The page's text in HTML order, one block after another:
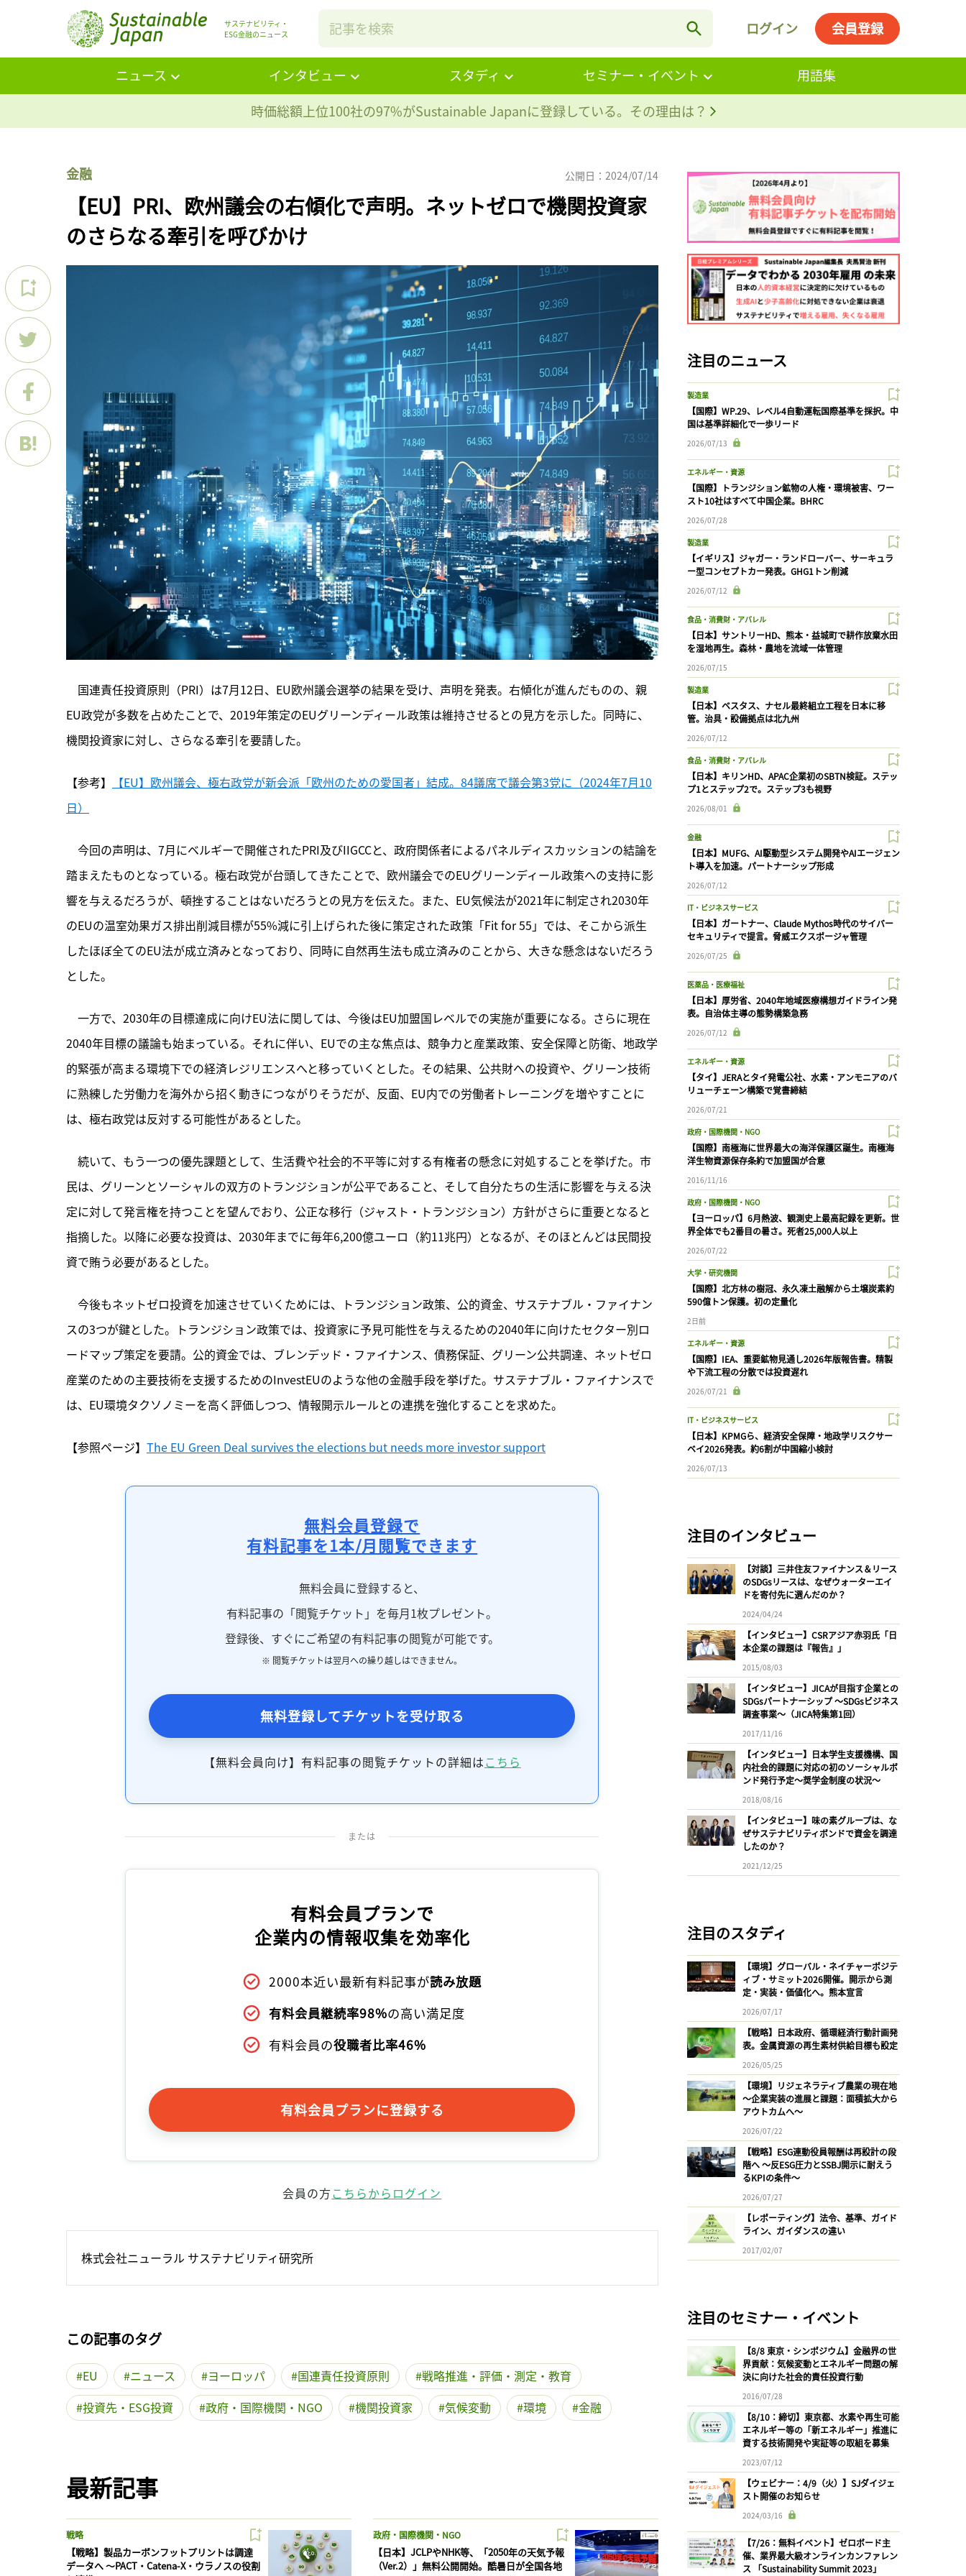
サステナビリティ・
ESG金融のニュース
ログイン 会員登録
ニュース インタビュー スタディ セミナー・イベント
用語集
時価総額上位100社の97%がSustainable Japanに登録している。その理由は？
金融 公開日：2024/07/14
【EU】PRI、欧州議会の右傾化で声明。ネットゼロで機関投資家
のさらなる牽引を呼びかけ
国連責任投資原則（PRI）は7月12日、EU欧州議会選挙の結果を受け、声明を発表。右傾化が進んだものの、親
EU政党が多数を占めたことで、2019年策定のEUグリーンディール政策は維持させるとの見方を示した。同時に、
機関投資家に対し、さらなる牽引を要請した。
【参考】
【EU】欧州議会、極右政党が新会派「欧州のための愛国者」結成。84議席で議会第3党に（2024年7月10
日）
今回の声明は、 7月にベルギーで開催されたPRI及びIIGCCと、政府関係者によるパネルディスカッションの結論を
踏まえたものとなっている。極右政党が台頭してきたことで、欧州議会でのEUグリーンディール政策への支持に影
響を与えるだろうが、頓挫することはないだろうとの見方を伝えた。また、EU気候法が2021年に制定され2030年
のEUの温室効果ガス排出削減目標が55%減に引上げられた後に策定された政策「Fit for 55」では、そこから派生
したほぼ全てのEU法が成立済みとなっており、同時に自然再生法も成立済みのことから、大きな懸念はないだろう
とした。
一方で、2030年の目標達成に向けEU法に関しては、今後はEU加盟国レベルでの実施が重要になる。さらに現在
2040年目標の議論も始まっている。それに伴い、EUでの主な焦点は、競争力と産業政策、安全保障と防衛、地政学
的緊張が高まる環境下での経済レジリエンスへと移っていくとした。その結果、公共財への投資や、グリーン技術
に熟練した労働力を海外から招く動きにつながりそうだが、反面、EU内での労働者トレーニングを増やすことに
は、極右政党は反対する可能性があるとした。
続いて、もう一つの優先課題として、生活費や社会的不平等に対する有権者の懸念に対処することを挙げた。市
民は、グリーンとソーシャルの双方のトランジションが公平であること、そして自分たちの生活に影響を与える決
定に対して発言権を持つことを望んでおり、公正な移行（ジャスト・トランジション）方針がさらに重要となると
指摘した。以降に必要な投資は、2030年までに毎年6,200億ユーロ（約11兆円）となるが、そのほとんどは民間投
資で賄う必要があるとした。
今後もネットゼロ投資を加速させていくためには、トランジション政策、公的資金、サステナブル・ファイナン
スの3つが鍵とした。トランジション政策では、投資家に予見可能性を与えるための2040年に向けたセクター別ロ
ードマップ策定を要請。公的資金では、ブレンデッド・ファイナンス、債務保証、グリーン公共調達、ネットゼロ
産業のための主要技術を支援するためのInvestEUのような他の金融手段を挙げた。サステナブル・ファイナンスで
は、EU環境タクソノミーを高く評価しつつ、情報開示ルールとの連携を強化することを求めた。
【参照ページ】 The EU Green Deal survives the elections but needs more investor support
無料会員登録で
有料記事を1本/月閲覧できます
無料会員に登録すると、
有料記事の「閲覧チケット」を毎月1枚プレゼント。
登録後、すぐにご希望の有料記事の閲覧が可能です。
※ 閲覧チケットは翌月への繰り越しはできません。
無料登録してチケットを受け取る
【無料会員向け】有料記事の閲覧チケットの詳細はこちら
または
有料会員プランで
企業内の情報収集を効率化
2000本近い最新有料記事が読み放題
有料会員継続率98%の高い満足度
有料会員の役職者比率46%
有料会員プランに登録する
会員の方こちらからログイン
株式会社ニューラル サステナビリティ研究所
この記事のタグ
EU ニュース ヨーロッパ 国連責任投資原則
戦略推進・評価・測定・教育
投資先・ESG投資
政府・国際機関・NGO 機関投資家 気候変動 環境 金融
最新記事
戦略
【戦略】製品カーボンフットプリントは調達
データへ 〜PACT・Catena-X・ウラノスの役割
政府・国際機関・NGO
【日本】JCLPやNHK等、「2050年の天気予報
（Ver.2）」無料公開開始。酷暑日が全国各地
注目のニュース
製造業
【国際】WP.29、レベル4自動運転国際基準を採択。中
国は基準詳細化で一歩リード
2026/07/13
エネルギー・資源
【国際】トランジション鉱物の人権・環境被害、ワー
スト10社はすべて中国企業。BHRC
2026/07/28
製造業
【イギリス】ジャガー・ランドローバー、サーキュラ
ー型コンセプトカー発表。GHG1トン削減
2026/07/12
食品・消費財・アパレル
【日本】サントリーHD、熊本・益城町で耕作放棄水田
を湿地再生。森林・農地を流域一体管理
2026/07/15
製造業
【日本】ベスタス、ナセル最終組立工程を日本に移
管。治具・設備拠点は北九州
2026/07/12
食品・消費財・アパレル
【日本】キリンHD、APAC企業初のSBTN検証。ステッ
プ1とステップ2で。ステップ3も視野
2026/08/01
金融
【日本】MUFG、AI駆動型システム開発やAIエージェン
ト導入を加速。パートナーシップ形成
2026/07/12
IT・ビジネスサービス
【日本】ガートナー、Claude Mythos時代のサイバー
セキュリティで提言。脅威エクスポージャ管理
2026/07/25
医薬品・医療福祉
【日本】厚労省、2040年地域医療構想ガイドライン発
表。自治体主導の態勢構築急務
2026/07/12
エネルギー・資源
【タイ】JERAとタイ発電公社、水素・アンモニアのバ
リューチェーン構築で覚書締結
2026/07/21
政府・国際機関・NGO
【国際】南極海に世界最大の海洋保護区誕生。南極海
洋生物資源保存条約で加盟国が合意
2016/11/16
政府・国際機関・NGO
【ヨーロッパ】6月熱波、観測史上最高記録を更新。世
界全体でも2番目の暑さ。死者25,000人以上
2026/07/22
大学・研究機関
【国際】北方林の樹冠、永久凍土融解から土壌炭素約
590億トン保護。初の定量化
2日前
エネルギー・資源
【国際】IEA、重要鉱物見通し2026年版報告書。精製
や下流工程の分散では投資遅れ
2026/07/21
IT・ビジネスサービス
【日本】KPMGら、経済安全保障・地政学リスクサー
ベイ2026発表。約6割が中国縮小検討
2026/07/13
注目のインタビュー
【対談】三井住友ファイナンス＆リース
のSDGsリースは、なぜウォーターエイ
ドを寄付先に選んだのか？
2024/04/24
【インタビュー】CSRアジア赤羽氏「日
本企業の課題は『報告』」
2015/08/03
【インタビュー】JICAが目指す企業との
SDGsパートナーシップ 〜SDGsビジネス
調査事業〜（JICA特集第1回）
2017/11/16
【インタビュー】日本学生支援機構、国
内社会的課題に対応の初のソーシャルボ
ンド発行予定〜奨学金制度の状況〜
2018/08/16
【インタビュー】味の素グループは、な
ぜサステナビリティボンドで資金を調達
したのか？
2021/12/25
注目のスタディ
【環境】グローバル・ネイチャーポジテ
ィブ・サミット2026開催。開示から測
定・実装・価値化へ。熊本宣言
2026/07/17
【戦略】日本政府、循環経済行動計画発
表。金属資源の再生素材供給目標も設定
2026/05/25
【環境】リジェネラティブ農業の現在地
〜企業実装の進展と課題：面積拡大から
アウトカムへ〜
2026/07/22
【戦略】ESG連動役員報酬は再設計の段
階へ 〜反ESG圧力とSSBJ開示に耐えう
るKPIの条件〜
2026/07/27
【レポーティング】法令、基準、ガイド
ライン、ガイダンスの違い
2017/02/07
注目のセミナー・イベント
【8/8 東京・シンポジウム】金融界の世
界貢献：気候変動とエネルギー問題の解
決に向けた社会的責任投資行動
2016/07/28
【8/10：締切】東京都、水素や再生可能
エネルギー等の「新エネルギー」推進に
資する技術開発や実証等の取組を募集
2023/07/12
【ウェビナー：4/9（火）】SJダイジェ
スト開催のお知らせ
2024/03/16
【7/26：無料イベント】ゼロボード主
催、業界最大級オンラインカンファレン
ス 「Sustainability Summit 2023」
記事をお気に入りに保存するには
ログインが必要です